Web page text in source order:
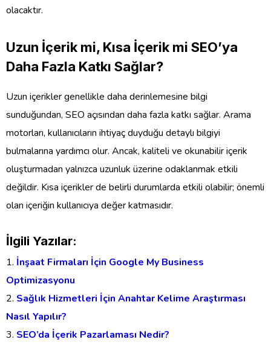
olacaktır.
Uzun İçerik mi, Kısa İçerik mi SEO’ya
Daha Fazla Katkı Sağlar?
Uzun içerikler genellikle daha derinlemesine bilgi
sunduğundan, SEO açısından daha fazla katkı sağlar. Arama
motorları, kullanıcıların ihtiyaç duyduğu detaylı bilgiyi
bulmalarına yardımcı olur. Ancak, kaliteli ve okunabilir içerik
oluşturmadan yalnızca uzunluk üzerine odaklanmak etkili
değildir. Kısa içerikler de belirli durumlarda etkili olabilir; önemli
olan içeriğin kullanıcıya değer katmasıdır.
İlgili Yazılar:
İnşaat Firmaları İçin Google My Business
Optimizasyonu
Sağlık Hizmetleri İçin Anahtar Kelime Araştırması
Nasıl Yapılır?
SEO’da İçerik Pazarlaması Nedir?